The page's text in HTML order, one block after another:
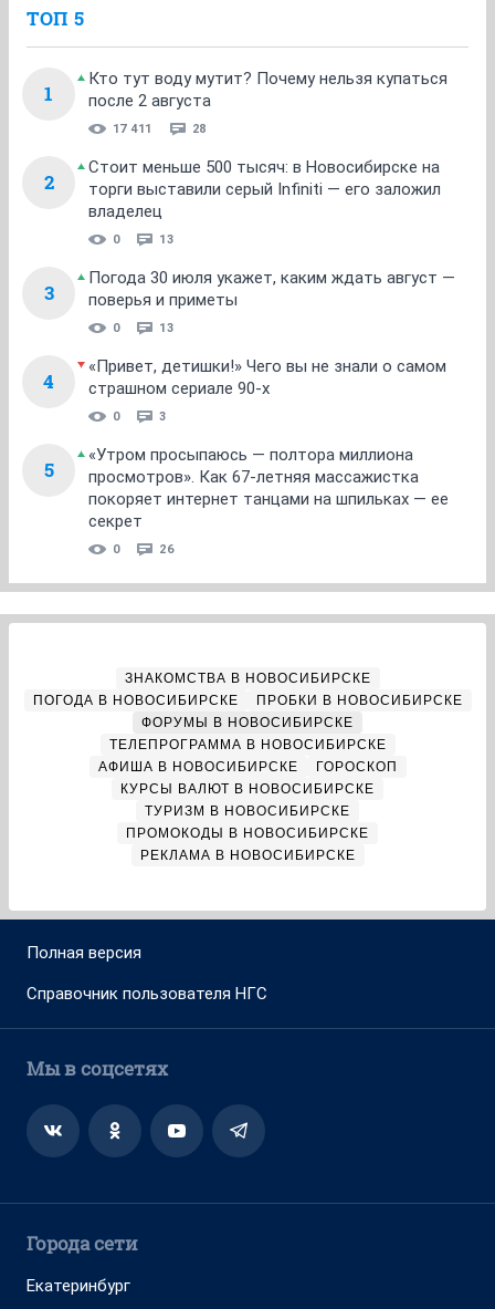
ТОП 5
1
Кто тут воду мутит? Почему нельзя купаться
после 2 августа
17 411 28
2
Стоит меньше 500 тысяч: в Новосибирске на
торги выставили серый Infiniti — его заложил
владелец
0 13
3
Погода 30 июля укажет, каким ждать август —
поверья и приметы
0 13
4
«Привет, детишки!» Чего вы не знали о самом
страшном сериале 90-х
0 3
5
«Утром просыпаюсь — полтора миллиона
просмотров». Как 67-летняя массажистка
покоряет интернет танцами на шпильках — ее
секрет
0 26
ЗНАКОМСТВА В НОВОСИБИРСКЕ
ПОГОДА В НОВОСИБИРСКЕ
ПРОБКИ В НОВОСИБИРСКЕ
ФОРУМЫ В НОВОСИБИРСКЕ
ТЕЛЕПРОГРАММА В НОВОСИБИРСКЕ
АФИША В НОВОСИБИРСКЕ
ГОРОСКОП
КУРСЫ ВАЛЮТ В НОВОСИБИРСКЕ
ТУРИЗМ В НОВОСИБИРСКЕ
ПРОМОКОДЫ В НОВОСИБИРСКЕ
РЕКЛАМА В НОВОСИБИРСКЕ
Полная версия
Справочник пользователя НГС
Мы в соцсетях
Города сети
Екатеринбург